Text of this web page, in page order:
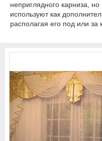
неприглядного карниза,
используют как
располагая его под или за